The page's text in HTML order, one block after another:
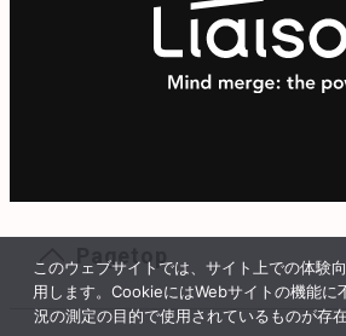
Pagetop
このウェブサイトでは、サイト上での体験
用します。CookieにはWebサイトの機能に
況の測定の目的で使用されているものが存